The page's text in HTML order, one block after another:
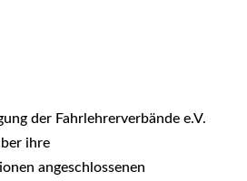
der Fahrlehrerverbände e.V.
ihre
angeschlossenen